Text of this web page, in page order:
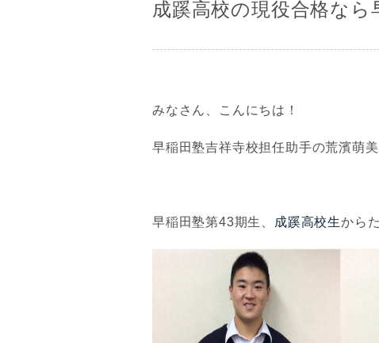
成蹊高校の現役合格なら
みなさん、こんにちは！
早稲田塾吉祥寺校担任助手の荒濱萌
早稲田塾第43期生、 成蹊高校生から